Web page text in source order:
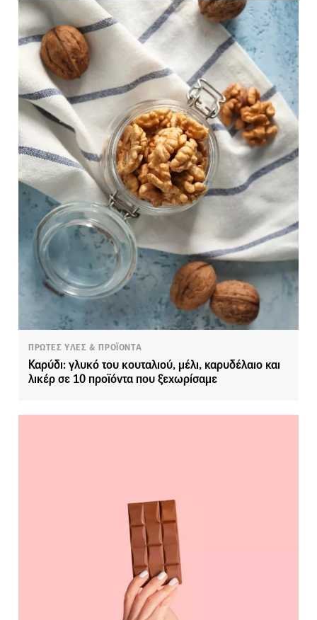
ΠΡΩΤΕΣ ΥΛΕΣ & ΠΡΟΪΟΝΤΑ
Καρύδι: γλυκό του κουταλιού, μέλι, καρυδέλαιο και
λικέρ σε 10 προϊόντα που ξεχωρίσαμε